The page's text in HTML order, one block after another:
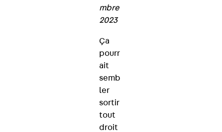
mbre
2023
Ça
pourr
ait
semb
ler
sortir
tout
droit